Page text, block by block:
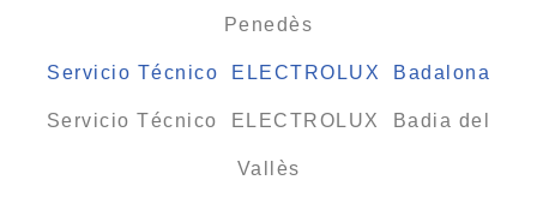
Penedès
Servicio Técnico ELECTROLUX Badalona
Servicio Técnico ELECTROLUX Badia del
Vallès